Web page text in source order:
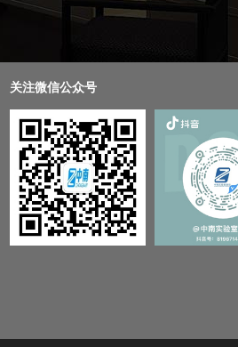
关注微信公众号